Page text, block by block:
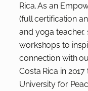
Rica. As an
(full certification
and yoga teacher,
workshops to
connection with
Costa Rica in
University for